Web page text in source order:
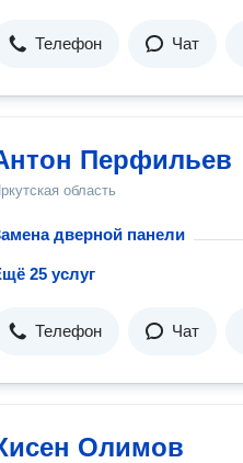
Телефон Чат
Перфильев
область
дверной панели
25 услуг
Телефон Чат
Олимов